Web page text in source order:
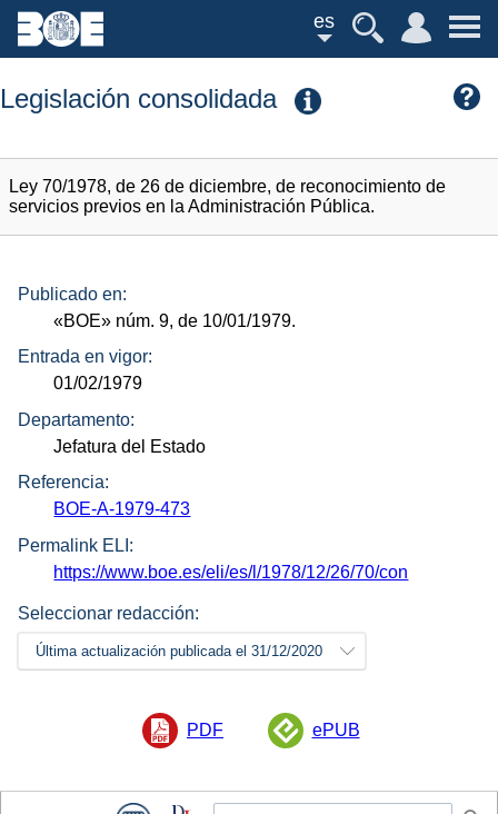
es
Legislación consolidada
Ley 70/1978, de 26 de diciembre, de reconocimiento de
servicios previos en la Administración Pública.
Publicado en:
«BOE» núm. 9, de 10/01/1979.
Entrada en vigor:
01/02/1979
Departamento:
Jefatura del Estado
Referencia:
BOE-A-1979-473
Permalink ELI:
https://www.boe.es/eli/es/l/1978/12/26/70/con
Seleccionar redacción:
Última actualización publicada el 31/12/2020
PDF ePUB